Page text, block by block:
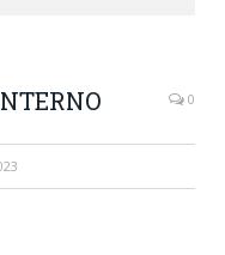
0